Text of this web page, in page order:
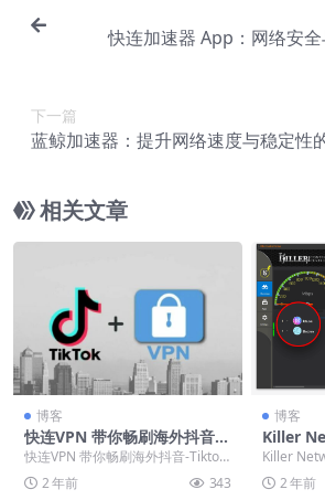
快连加速器 App：网络安
下一篇
蓝鲸加速器：提升网络速度与稳定性
相关文章
博客
快连VPN 带你畅刷海外抖音-T
iktok
快连VPN 带你畅刷海外抖音-Tiktok
若您不知如何访问海外抖音，请查
看本篇...
2 年前 343
博客
Killer
殊设置
Killer
如果您使
2 年前